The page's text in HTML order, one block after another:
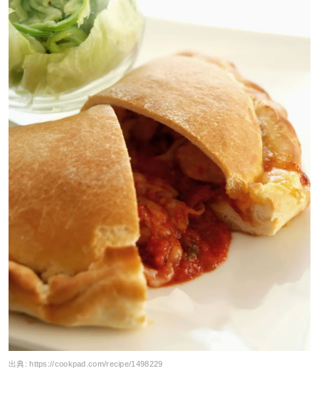
出典:https://cookpad.com/recipe/1498229